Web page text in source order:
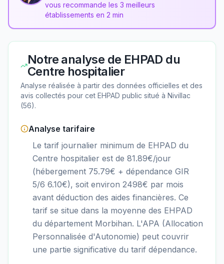
vous recommande les 3 meilleurs
établissements en 2 min
Notre analyse de EHPAD du
Centre hospitalier
Analyse réalisée à partir des données officielles et des
avis collectés pour cet EHPAD public situé à Nivillac
(56).
Analyse tarifaire
Le tarif journalier minimum de EHPAD du
Centre hospitalier est de 81.89€/jour
(hébergement 75.79€ + dépendance GIR
5/6 6.10€), soit environ 2498€ par mois
avant déduction des aides financières. Ce
tarif se situe dans la moyenne des EHPAD
du département Morbihan. L'APA (Allocation
Personnalisée d'Autonomie) peut couvrir
une partie significative du tarif dépendance.